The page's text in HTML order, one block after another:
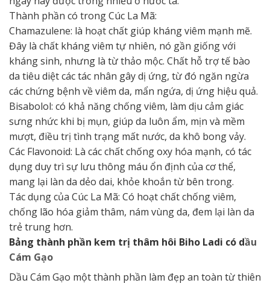
Thành phần có trong Cúc La Mã:
Chamazulene: là hoạt chất giúp kháng viêm mạnh mẽ.
Đây là chất kháng viêm tự nhiên, nó gần giống với
kháng sinh, nhưng là từ thảo mộc. Chất hỗ trợ tế bào
da tiêu diệt các tác nhân gây dị ứng, từ đó ngăn ngừa
các chứng bệnh về viêm da, mẩn ngứa, dị ứng hiệu quả.
Bisabolol: có khả năng chống viêm, làm dịu cảm giác
sưng nhức khi bị mụn, giúp da luôn ẩm, mịn và mềm
mượt, điều trị tình trạng mất nước, da khô bong vảy.
Các Flavonoid: Là các chất chống oxy hóa mạnh, có tác
dụng duy trì sự lưu thông máu ổn định của cơ thể,
mang lại làn da dẻo dai, khỏe khoắn từ bên trong.
Tác dụng của Cúc La Mã: Có hoạt chất chống viêm,
chống lão hóa giảm thâm, nám vùng da, đem lại làn da
trẻ trung hơn.
Bảng thành phần kem trị thâm hôi Biho Ladi có dầu
Cám Gạo
Dầu Cám Gạo một thành phần làm đẹp an toàn từ thiên